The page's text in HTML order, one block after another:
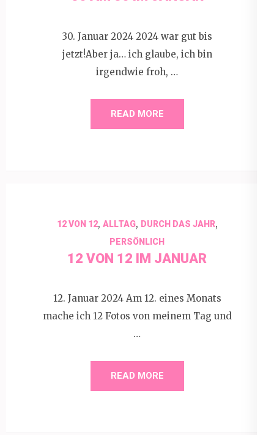
30. Januar 2024 2024 war gut bis
jetzt!Aber ja… ich glaube, ich bin
irgendwie froh, …
READ MORE
12 VON 12, ALLTAG, DURCH DAS JAHR,
PERSÖNLICH
12 VON 12 IM JANUAR
12. Januar 2024 Am 12. eines Monats
mache ich 12 Fotos von meinem Tag und
…
READ MORE